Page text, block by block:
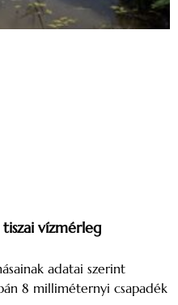
vízmérleg
adatai szerint
8 milliméternyi csapadék